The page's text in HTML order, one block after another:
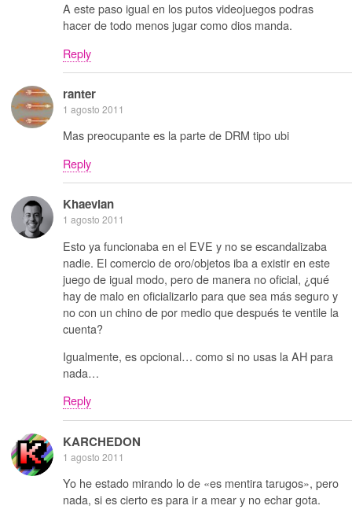
A este paso igual en los putos videojuegos podras
hacer de todo menos jugar como dios manda.
Reply
ranter
1 agosto 2011
Mas preocupante es la parte de DRM tipo ubi
Reply
Khaevian
1 agosto 2011
Esto ya funcionaba en el EVE y no se escandalizaba
nadie. El comercio de oro/objetos iba a existir en este
juego de igual modo, pero de manera no oficial, ¿qué
hay de malo en oficializarlo para que sea más seguro y
no con un chino de por medio que después te ventile la
cuenta?
Igualmente, es opcional… como si no usas la AH para
nada…
Reply
KARCHEDON
1 agosto 2011
Yo he estado mirando lo de «es mentira tarugos», pero
nada, si es cierto es para ir a mear y no echar gota.